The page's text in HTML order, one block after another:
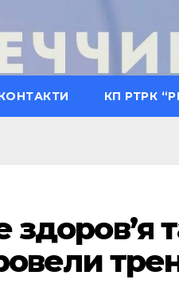
КП РТРК